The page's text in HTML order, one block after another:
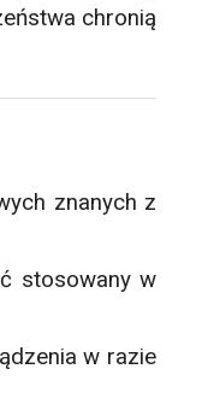
chronią
znanych z
stosowany w
w razie